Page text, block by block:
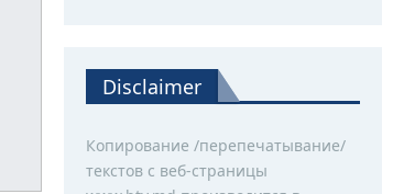
Disclaimer
Копирование /перепечатывание/
текстов с веб-страницы